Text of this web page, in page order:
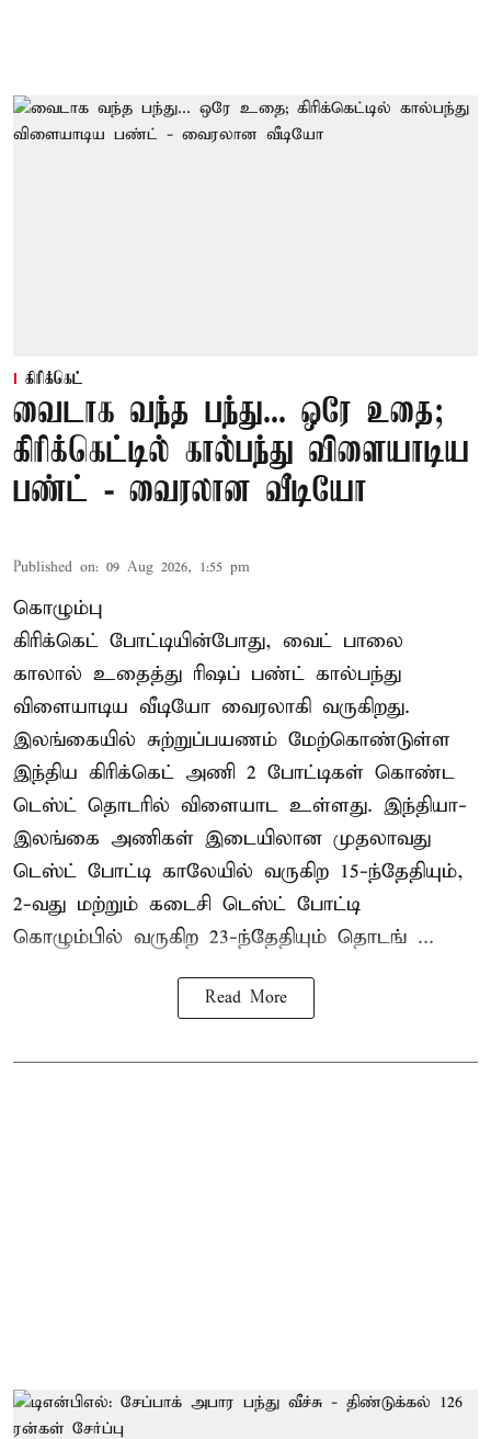
கிரிக்கெட்
வைடாக வந்த பந்து... ஒரே உதை;
கிரிக்கெட்டில் கால்பந்து விளையாடிய
பண்ட் - வைரலான வீடியோ
Published on: 09 Aug 2026, 1:55 pm
கொழும்பு
கிரிக்கெட் போட்டியின்போது, வைட் பாலை
காலால் உதைத்து ரிஷப் பண்ட் கால்பந்து
விளையாடிய வீடியோ வைரலாகி வருகிறது.
இலங்கையில் சுற்றுப்பயணம் மேற்கொண்டுள்ள
இந்திய கிரிக்கெட் அணி 2 போட்டிகள் கொண்ட
டெஸ்ட் தொடரில் விளையாட உள்ளது. இந்தியா-
இலங்கை அணிகள் இடையிலான முதலாவது
டெஸ்ட் போட்டி காலேயில் வருகிற 15-ந்தேதியும்,
2-வது மற்றும் கடைசி டெஸ்ட் போட்டி
கொழும்பில் வருகிற 23-ந்தேதியும் தொடங் ...
Read More